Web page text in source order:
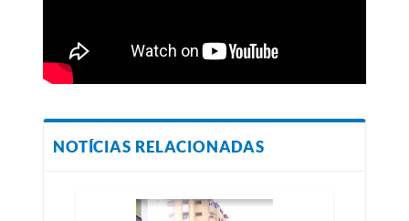
NOTÍCIAS RELACIONADAS